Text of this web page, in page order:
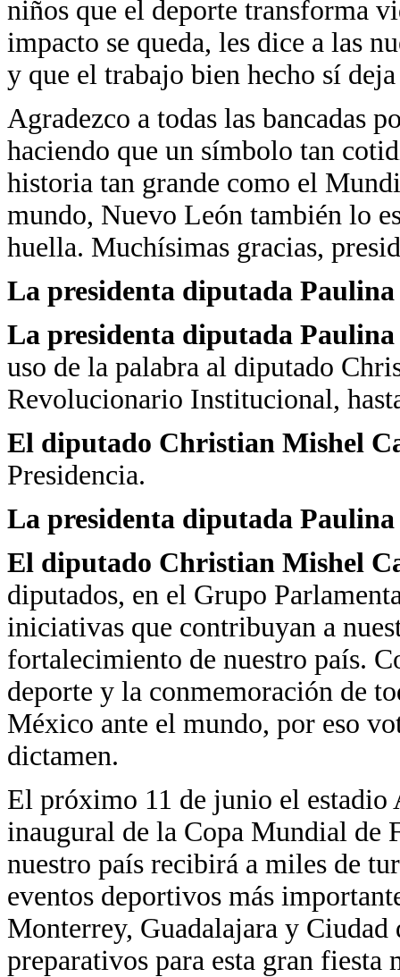
niños que el deporte transforma
impacto se queda, les dice a las
y que el trabajo bien hecho sí
Agradezco a todas las bancadas
haciendo que un símbolo tan
historia tan grande como el
mundo, Nuevo León también lo
huella. Muchísimas gracias,
La presidenta diputada
La presidenta diputada
uso de la palabra al diputado
Revolucionario Institucional,
El diputado Christian Mishel
Presidencia.
La presidenta diputada
El diputado Christian Mishel
diputados, en el Grupo
iniciativas que contribuyan a
fortalecimiento de nuestro país.
deporte y la conmemoración de
México ante el mundo, por eso
dictamen.
El próximo 11 de junio el
inaugural de la Copa Mundial de
nuestro país recibirá a miles de
eventos deportivos más
Monterrey, Guadalajara y
preparativos para esta gran fiesta